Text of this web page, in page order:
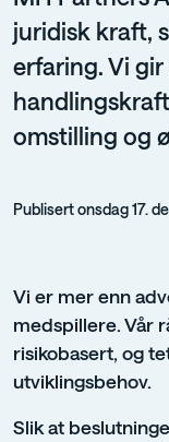
juridisk kraft,
erfaring. Vi
omstilling og
Publisert onsdag 17.
Vi er mer enn
medspillere. Vår
risikobasert, og
utviklingsbehov.
Slik at